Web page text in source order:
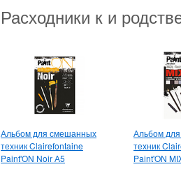
Расходники к и
Альбом для смешанных
техник Clairefontaine
Paint'ON Noir А5
Альбом
техник
Paint'ON